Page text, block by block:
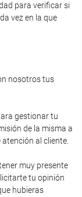
para verificar si
vez en la que
nosotros tus
gestionar tu
de la misma a
al cliente.
muy presente
tu opinión
hubieras